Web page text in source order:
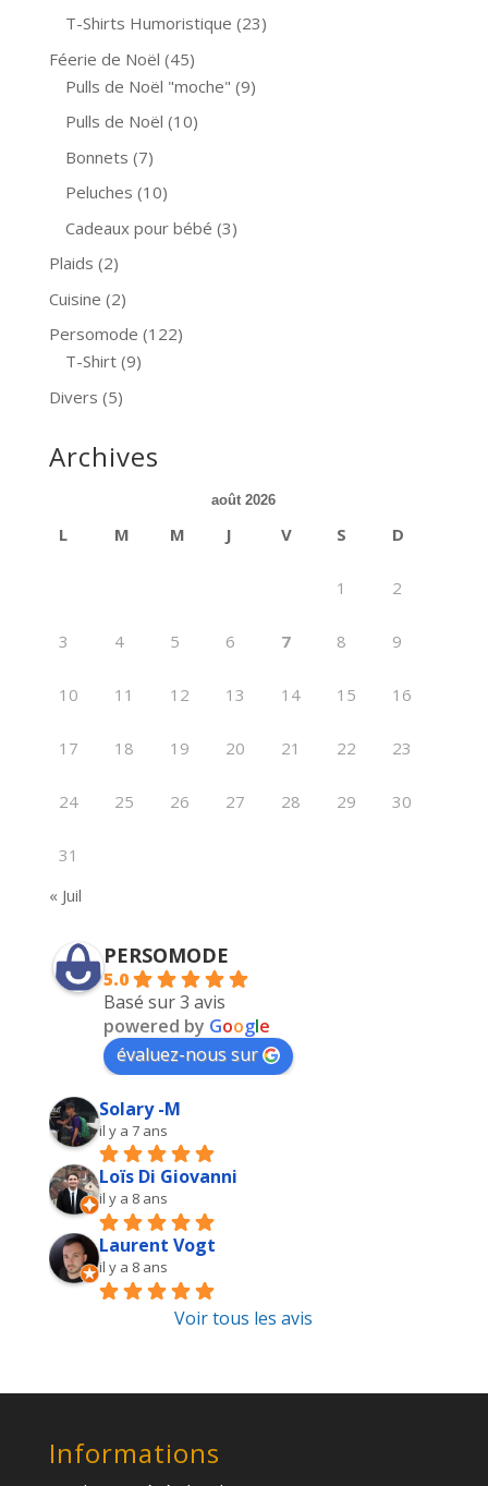
T-Shirts Humoristique (23)
Féerie de Noël (45)
Pulls de Noël "moche" (9)
Pulls de Noël (10)
Bonnets (7)
Peluches (10)
Cadeaux pour bébé (3)
Plaids (2)
Cuisine (2)
Persomode (122)
T-Shirt (9)
Divers (5)
Archives
août 2026
L M M J V S D
1 2
3 4 5 6 7 8 9
10 11 12 13 14 15 16
17 18 19 20 21 22 23
24 25 26 27 28 29 30
31
« Juil
PERSOMODE
5.0
Basé sur 3 avis
powered by Google
évaluez-nous sur
Solary -M
il y a 7 ans
Loïs Di Giovanni
il y a 8 ans
Laurent Vogt
il y a 8 ans
Voir tous les avis
Informations